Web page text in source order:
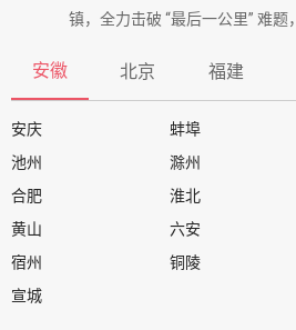
镇，全力击破 “最后一公里” 难题
安徽 北京 福建
安庆 蚌埠
池州
滁州
合肥
淮北
黄山
六安
宿州
铜陵
宣城